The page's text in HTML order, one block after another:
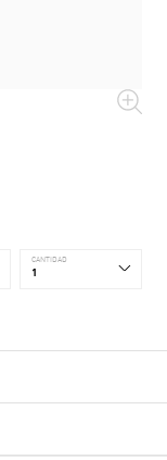
CANTIDAD